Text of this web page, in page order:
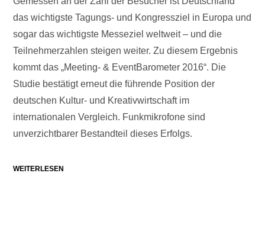
das wichtigste Tagungs- und Kongressziel in Europa und
sogar das wichtigste Messeziel weltweit – und die
Teilnehmerzahlen steigen weiter. Zu diesem Ergebnis
kommt das „Meeting- & EventBarometer 2016“. Die
Studie bestätigt erneut die führende Position der
deutschen Kultur- und Kreativwirtschaft im
internationalen Vergleich. Funkmikrofone sind
unverzichtbarer Bestandteil dieses Erfolgs.
WEITERLESEN